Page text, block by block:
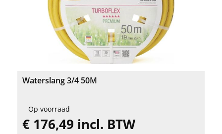
Waterslang 3/4 50M
Op voorraad
€ 176,49 incl. BTW